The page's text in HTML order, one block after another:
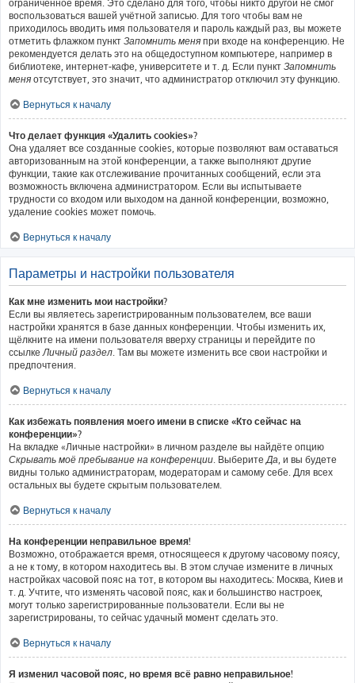
ограниченное время. Это сделано для того, чтобы никто другой не смог
воспользоваться вашей учётной записью. Для того чтобы вам не
приходилось вводить имя пользователя и пароль каждый раз, вы можете
отметить флажком пункт Запомнить меня при входе на конференцию. Не
рекомендуется делать это на общедоступном компьютере, например в
библиотеке, интернет-кафе, университете и т. д. Если пункт Запомнить
меня отсутствует, это значит, что администратор отключил эту функцию.
Вернуться к началу
Что делает функция «Удалить cookies»?
Она удаляет все созданные cookies, которые позволяют вам оставаться
авторизованным на этой конференции, а также выполняют другие
функции, такие как отслеживание прочитанных сообщений, если эта
возможность включена администратором. Если вы испытываете
трудности со входом или выходом на данной конференции, возможно,
удаление cookies может помочь.
Вернуться к началу
Параметры и настройки пользователя
Как мне изменить мои настройки?
Если вы являетесь зарегистрированным пользователем, все ваши
настройки хранятся в базе данных конференции. Чтобы изменить их,
щёлкните на имени пользователя вверху страницы и перейдите по
ссылкеЛичный раздел. Там вы можете изменить все свои настройки и
предпочтения.
Вернуться к началу
Как избежать появления моего имени в списке «Кто сейчас на
конференции»?
На вкладке «Личные настройки» в личном разделе вы найдёте опцию
Скрывать моё пребывание на конференции. ВыберитеДа, и вы будете
видны только администраторам, модераторам и самому себе. Для всех
остальных вы будете скрытым пользователем.
Вернуться к началу
На конференции неправильное время!
Возможно, отображается время, относящееся к другому часовому поясу,
а не к тому, в котором находитесь вы. В этом случае измените в личных
настройках часовой пояс на тот, в котором вы находитесь: Москва, Киев и
т. д. Учтите, что изменять часовой пояс, как и большинство настроек,
могут только зарегистрированные пользователи. Если вы не
зарегистрированы, то сейчас удачный момент сделать это.
Вернуться к началу
Я изменил часовой пояс, но время всё равно неправильное!